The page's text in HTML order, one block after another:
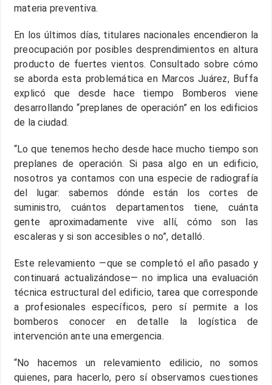
materia preventiva.
En los últimos días, titulares nacionales encendieron la
preocupación por posibles desprendimientos en altura
producto de fuertes vientos. Consultado sobre cómo
se aborda esta problemática en Marcos Juárez, Buffa
explicó que desde hace tiempo Bomberos viene
desarrollando “preplanes de operación” en los edificios
de la ciudad.
“Lo que tenemos hecho desde hace mucho tiempo son
preplanes de operación. Si pasa algo en un edificio,
nosotros ya contamos con una especie de radiografía
del lugar: sabemos dónde están los cortes de
suministro, cuántos departamentos tiene, cuánta
gente aproximadamente vive allí, cómo son las
escaleras y si son accesibles o no”, detalló.
Este relevamiento —que se completó el año pasado y
continuará actualizándose— no implica una evaluación
técnica estructural del edificio, tarea que corresponde
a profesionales específicos, pero sí permite a los
bomberos conocer en detalle la logística de
intervención ante una emergencia.
“No hacemos un relevamiento edilicio, no somos
quienes, para hacerlo, pero sí observamos cuestiones